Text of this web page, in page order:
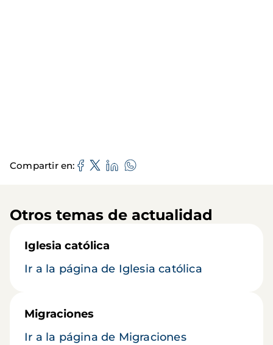
Compartir en
Otros temas de actualidad
Iglesia católica
Ir a la página de Iglesia católica
Migraciones
Ir a la página de Migraciones